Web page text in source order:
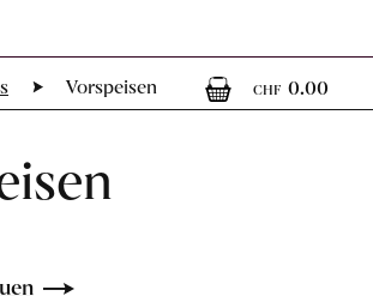
Vorspeisen
CHF 0.000